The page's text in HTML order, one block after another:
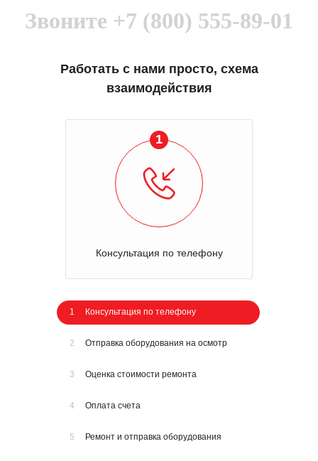
Звоните +7 (800) 555-89-01
Работать с нами просто, схема
взаимодействия
1
Консультация по телефону
1 Консультация по телефону
2 Отправка оборудования на осмотр
3 Оценка стоимости ремонта
4 Оплата счета
5 Ремонт и отправка оборудования